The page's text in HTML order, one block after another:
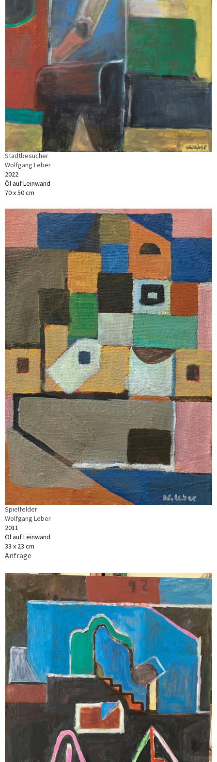
Stadtbesucher
Wolfgang Leber
2022
Öl auf Leinwand
70 x 50 cm
Spielfelder
Wolfgang Leber
2011
Öl auf Leinwand
33 x 23 cm
Anfrage